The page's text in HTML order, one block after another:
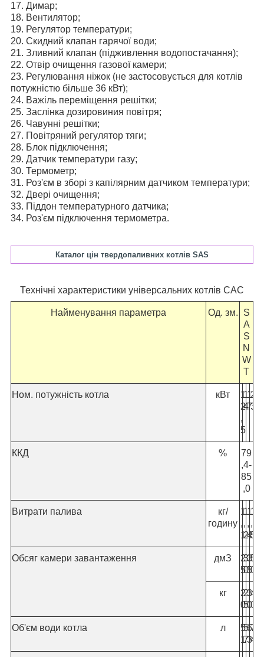
17. Димар;
18. Вентилятор;
19. Регулятор температури;
20. Скидний клапан гарячої води;
21. Зливний клапан (підживлення водопостачання);
22. Отвір очищення газової камери;
23. Регулювання ніжок (не застосовується для котлів
потужністю більше 36 кВт);
24. Важіль переміщення решітки;
25. Заслінка дозировиния повітря;
26. Чавунні решітки;
27. Повітряний регулятор тяги;
28. Блок підключення;
29. Датчик температури газу;
30. Термометр;
31. Роз'єм в зборі з капілярним датчиком температури;
32. Двері очищення;
33. Піддон температурного датчика;
34. Роз'єм підключення термометра.
Каталог цін твердопаливних котлів SAS
Технічні характеристики універсальних котлів САС
Найменування параметра Од. зм.
S
A
S
N
W
T
Ном. потужність котла кВт
1
2
,
5
1
4
1
7
2
3
ККД %
79
,4-
85
,0
Витрати палива
кг/
годину
1
,
1
1
,
2
1
,
4
1
,
5
Обсяг камери завантаження дмЗ
2
5
3
0
3
5
5
0
кг
2
0
2
5
3
0
4
0
Об'єм води котла л
5
1
5
7
6
3
7
4